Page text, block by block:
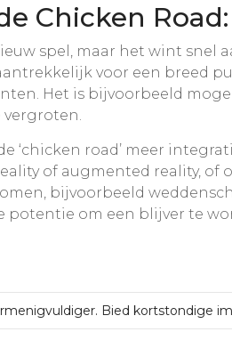
Chicken
spel, maar het wint
voor een breed
Het is bijvoorbeeld
‘chicken road’ meer
of augmented reality,
bijvoorbeeld
potentie om een blijver te
Bied kortstondige